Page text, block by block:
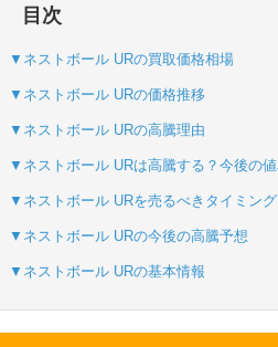
オリパスタジアム
・新規登録で6種類
・1,000円で
・初回購入は
目次
▼ネストボール URの買取価格相場
▼ネストボール URの価格推移
▼ネストボール URの高騰理由
▼ネストボール URは高騰する？今後の
▼ネストボール URを売るべきタイミング
▼ネストボール URの今後の高騰予想
▼ネストボール URの基本情報